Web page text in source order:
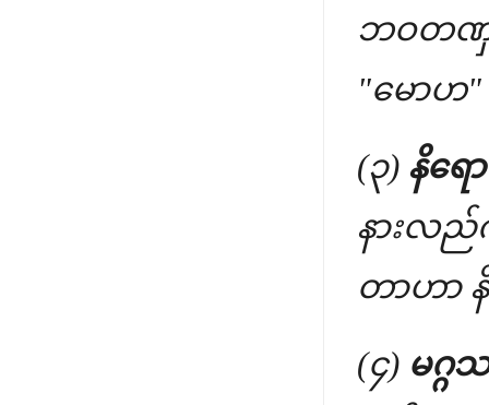
ဘဝတဏှ
"မောဟ
(၃) နိရေ
နားလည်
တာဟာ နိ
(၄) မဂ္ဂသ